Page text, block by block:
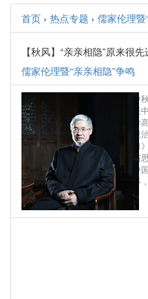
首页 › 热点专题 › 儒家伦理暨
【秋风】“亲亲相隐”原来很先
儒家伦理暨“亲亲相隐”争鸣
作者简介：姚中
陕西人士。现
京航空航天大学
授。著有《华夏
家》《国史纲目
国自由主义之省
《尧舜之道：
《哈耶克传》等